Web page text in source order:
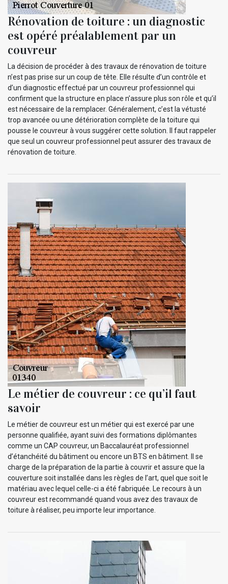
Rénovation de toiture : un diagnostic
est opéré préalablement par un
couvreur
La décision de procéder à des travaux de rénovation de toiture
n’est pas prise sur un coup de tête. Elle résulte d’un contrôle et
d’un diagnostic effectué par un couvreur professionnel qui
confirment que la structure en place n’assure plus son rôle et qu’il
est nécessaire de la remplacer. Généralement, c’est la vétusté
trop avancée ou une détérioration complète de la toiture qui
pousse le couvreur à vous suggérer cette solution. Il faut rappeler
que seul un couvreur professionnel peut assurer des travaux de
rénovation de toiture.
Le métier de couvreur : ce qu’il faut
savoir
Le métier de couvreur est un métier qui est exercé par une
personne qualifiée, ayant suivi des formations diplômantes
comme un CAP couvreur, un Baccalauréat professionnel
d’étanchéité du bâtiment ou encore un BTS en bâtiment. Il se
charge de la préparation de la partie à couvrir et assure que la
couverture soit installée dans les règles de l’art, quel que soit le
matériau avec lequel celle-ci a été fabriquée. Le recours à un
couvreur est recommandé quand vous avez des travaux de
toiture à réaliser, peu importe leur importance.